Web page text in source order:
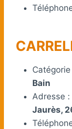
Catégorie
Bain
Adresse :
Jaurès,